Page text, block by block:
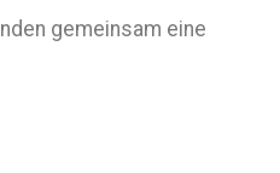
gemeinsam eine